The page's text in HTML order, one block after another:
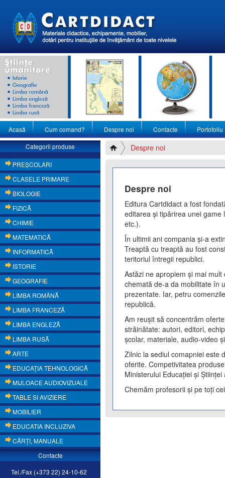
Acasă Cum comand? Despre noi Contacte
Portofoliu
Categorii produse
PREŞCOLARI
CLASELE PRIMARE
BIOLOGIE
FIZICĂ
CHIMIE
MATEMATICĂ
INFORMATICĂ
ISTORIE
GEOGRAFIE
LIMBA ROMÂNĂ
LIMBA FRANCEZĂ
LIMBA ENGLEZĂ
LIMBA RUSĂ
ARTE
EDUCAŢIA TEHNOLOGICĂ
MIJLOACE AUDIOVIZUALE
TABLE SI AVIZIERE
MOBILIER
EDUCATIA INCLUZIVA
CĂRŢI, MANUALE
Contacte
Tel./Fax (+373 22) 24-10-62
Despre noi
Despre noi
Editura Cartdidact a fost
editarea şi tipărirea unei
etc.).
În ultimii ani compania și-a
Treaptă cu treaptă au fost
teritoriul întregii republici.
Astăzi ne apropiem și mai
chemată de-a da mobilitate în
prezentate. Iar, petru
republică.
Am reușit să concentrăm
străinătate: autori, editori,
școlar, materiale, audio-video
Zilnic la sediul comapniei este
oferite. Competivitatea
Ministerului Educaţiei şi
Chemăm profesorii și pe toți